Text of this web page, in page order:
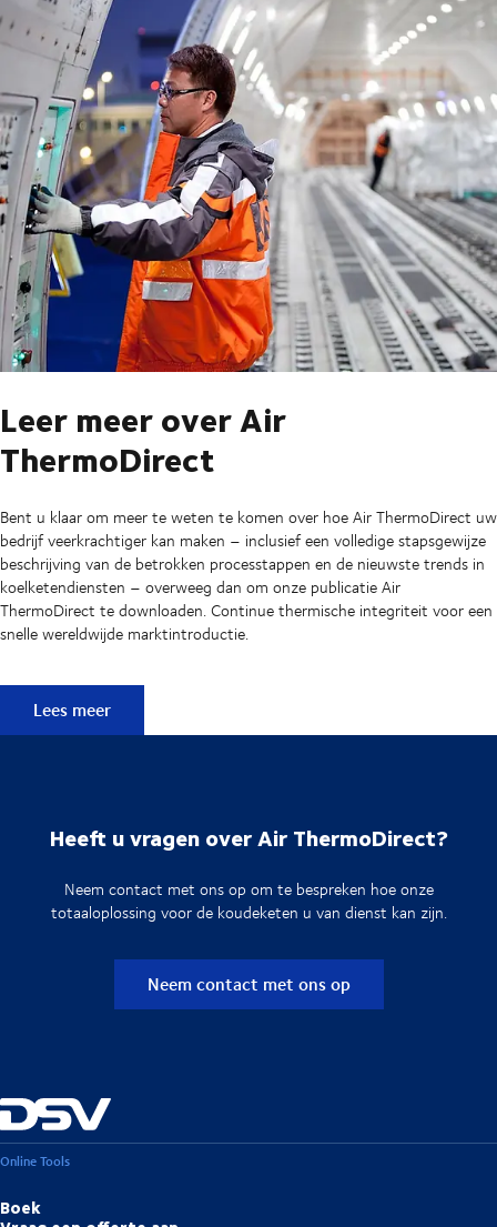
Leer meer over Air
ThermoDirect
Bent u klaar om meer te weten te komen over hoe Air ThermoDirect uw
bedrijf veerkrachtiger kan maken – inclusief een volledige stapsgewijze
beschrijving van de betrokken processtappen en de nieuwste trends in
koelketendiensten – overweeg dan om onze publicatie Air
ThermoDirect te downloaden. Continue thermische integriteit voor een
snelle wereldwijde marktintroductie.
Leer meer over Air ThermoDirect
Lees meer
Heeft u vragen over Air ThermoDirect?
Neem contact met ons op om te bespreken hoe onze
totaaloplossing voor de koudeketen u van dienst kan zijn.
Neem contact met ons op
Online Tools
Boek